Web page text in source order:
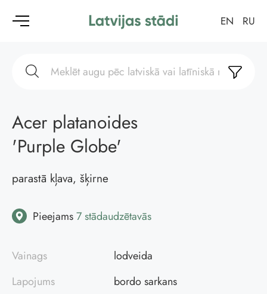
EN RU
Acer platanoides
'Purple Globe'
parastā kļava, šķirne
Pieejams 7 stādaudzētavās
Vainags
lodveida
Lapojums
bordo sarkans